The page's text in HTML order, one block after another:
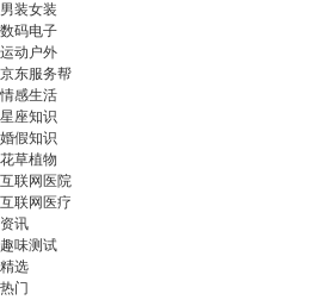
男装女装
数码电子
运动户外
京东服务帮
情感生活
星座知识
婚假知识
花草植物
互联网医院
互联网医疗
资讯
趣味测试
精选
热门